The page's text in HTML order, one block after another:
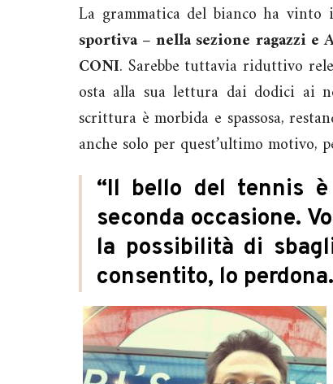
La grammatica del bianco ha vinto
sportiva – nella sezione ragazzi
CONI. Sarebbe tuttavia riduttivo
osta alla sua lettura dai dodici ai
scrittura è morbida e spassosa,
anche solo per quest’ultimo motivo,
“Il bello del tennis
seconda occasione.
la possibilità di
consentito, lo